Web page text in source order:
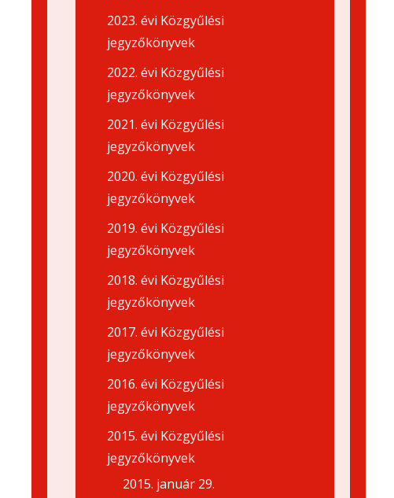
2023. évi Közgyűlési
jegyzőkönyvek
2022. évi Közgyűlési
jegyzőkönyvek
2021. évi Közgyűlési
jegyzőkönyvek
2020. évi Közgyűlési
jegyzőkönyvek
2019. évi Közgyűlési
jegyzőkönyvek
2018. évi Közgyűlési
jegyzőkönyvek
2017. évi Közgyűlési
jegyzőkönyvek
2016. évi Közgyűlési
jegyzőkönyvek
2015. évi Közgyűlési
jegyzőkönyvek
2015. január 29.